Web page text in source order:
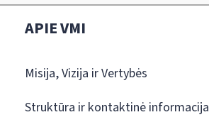
APIE VMI
Misija, Vizija ir Vertybės
Struktūra ir kontaktinė informacija